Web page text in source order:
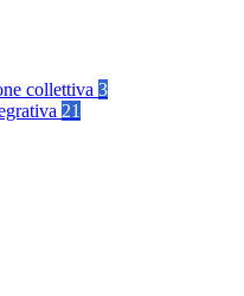
collettiva 3
21